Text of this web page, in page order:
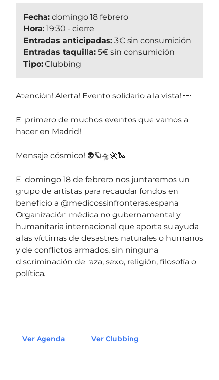
Fecha: domingo 18 febrero
Hora: 19:30 - cierre
Entradas anticipadas: 3€ sin consumición
Entradas taquilla: 5€ sin consumición
Tipo: Clubbing
Atención! Alerta! Evento solidario a la vista! 👀
El primero de muchos eventos que vamos a
hacer en Madrid!
Mensaje cósmico! 👽🪐🛸🚀🐍
El domingo 18 de febrero nos juntaremos un
grupo de artistas para recaudar fondos en
beneficio a @medicossinfronteras.espana
Organización médica no gubernamental y
humanitaria internacional que aporta su ayuda
a las víctimas de desastres naturales o humanos
y de conflictos armados, sin ninguna
discriminación de raza, sexo, religión, filosofía o
política.
Ver Agenda Ver Clubbing